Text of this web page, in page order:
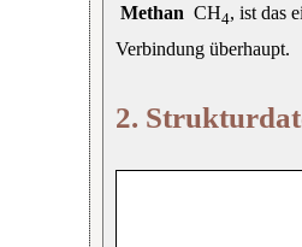
Methan CH4, ist das
Verbindung überhaupt.
2.